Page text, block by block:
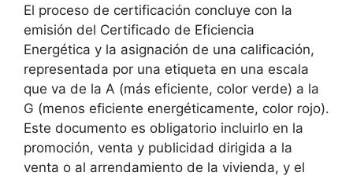
El proceso de certificación concluye con la
emisión del Certificado de Eficiencia
Energética y la asignación de una calificación,
representada por una etiqueta en una escala
que va de la A (más eficiente, color verde) a la
G (menos eficiente energéticamente, color rojo).
Este documento es obligatorio incluirlo en la
promoción, venta y publicidad dirigida a la
venta o al arrendamiento de la vivienda, y el